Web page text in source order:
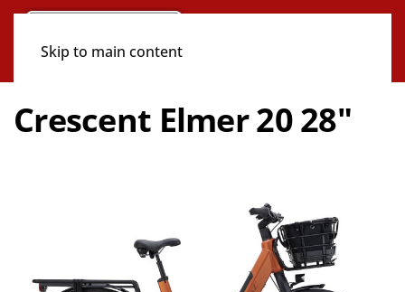
Skip to main content
Crescent Elmer 20 28"